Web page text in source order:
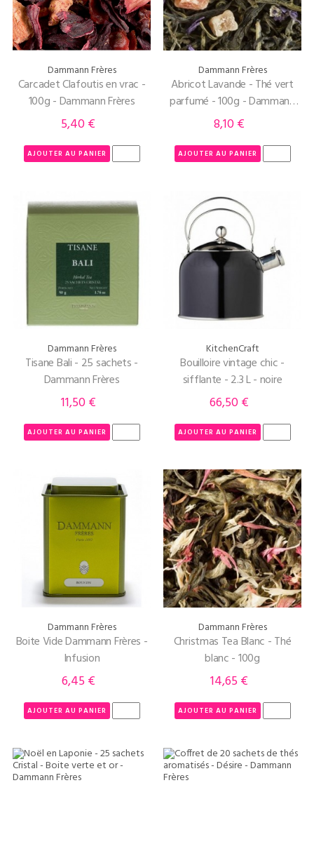
Dammann Frères
Carcadet Clafoutis en vrac -
100g - Dammann Frères
Prix
5,40 €
AJOUTER AU PANIER
Dammann Frères
Abricot Lavande - Thé vert
parfumé - 100g - Dammann
Frères
Prix
8,10 €
AJOUTER AU PANIER
Dammann Frères
Tisane Bali - 25 sachets -
Dammann Frères
Prix
11,50 €
AJOUTER AU PANIER
KitchenCraft
Bouilloire vintage chic -
sifflante - 2.3 L - noire
Prix
66,50 €
AJOUTER AU PANIER
Dammann Frères
Boite Vide Dammann Frères -
Infusion
Prix
6,45 €
AJOUTER AU PANIER
Dammann Frères
Christmas Tea Blanc - Thé
blanc - 100g
Prix
14,65 €
AJOUTER AU PANIER